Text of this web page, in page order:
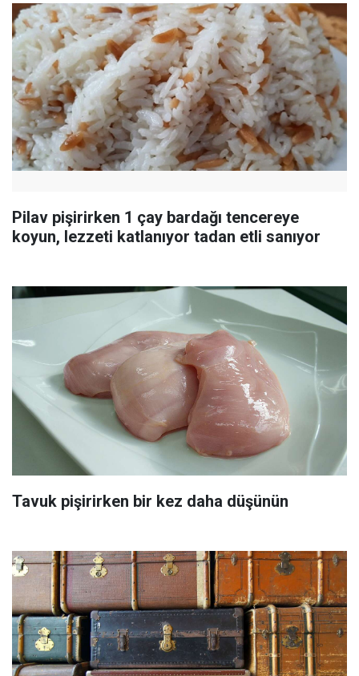
Pilav pişirirken 1 çay bardağı tencereye
koyun, lezzeti katlanıyor tadan etli sanıyor
Tavuk pişirirken bir kez daha düşünün